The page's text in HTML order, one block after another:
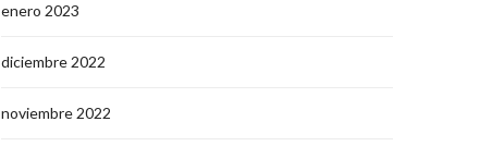
enero 2023
diciembre 2022
noviembre 2022